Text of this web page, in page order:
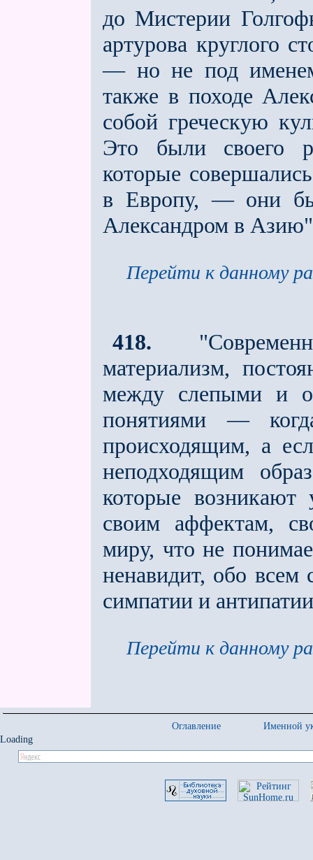
до Мистерии
артурова круглого
— но не под
также в походе
собой греческую
Это были своего
которые
в Европу, — они
Александром в
Перейти к данному
418.
материализм,
между слепыми и
понятиями —
происходящим, а
неподходящим
которые возникают
своим аффектам,
миру, что не
ненавидит, обо всeм
симпатии и
Перейти к данному
Оглавление
Именной
Loading